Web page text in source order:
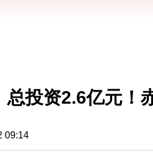
总投资2.6亿元！
09:14